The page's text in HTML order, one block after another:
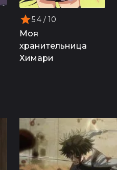
5.4 / 10
Моя
хранительница
Химари